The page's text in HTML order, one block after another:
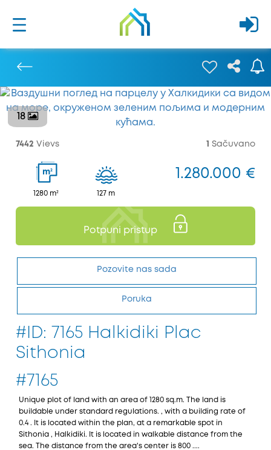
18
7442 Vievs 1 Sačuvano
m2
1280 m² 127 m
1.280.000 €
Potpuni pristup
Pozovite nas sada
Poruka
#ID: 7165 Halkidiki Plac
Sithonia
#7165
Unique plot of land with an area of 1280 sq.m. The land is
buildable under standard regulations. , with a building rate of
0.4 . It is located within the plan, at a remarkable spot in
Sithonia , Halkidiki. It is located in walkable distance from the
sea. The distance from the area's center is 800 ....